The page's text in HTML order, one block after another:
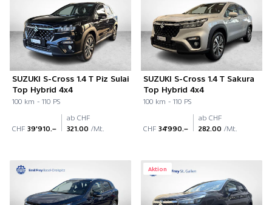
SUZUKI S-Cross 1.4 T Piz Sulai
Top Hybrid 4x4
100 km - 110 PS
CHF 39'910.–
ab CHF
321.00 /Mt.
SUZUKI S-Cross 1.4 T Sakura
Top Hybrid 4x4
100 km - 110 PS
CHF 34'990.–
ab CHF
282.00 /Mt.
Aktion